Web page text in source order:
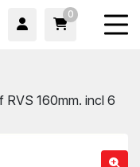
0
160mm. incl 6